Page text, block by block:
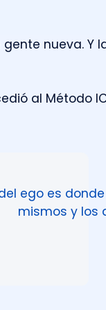
gente nueva. Y l
edió al Método I
ego es
mismos y los